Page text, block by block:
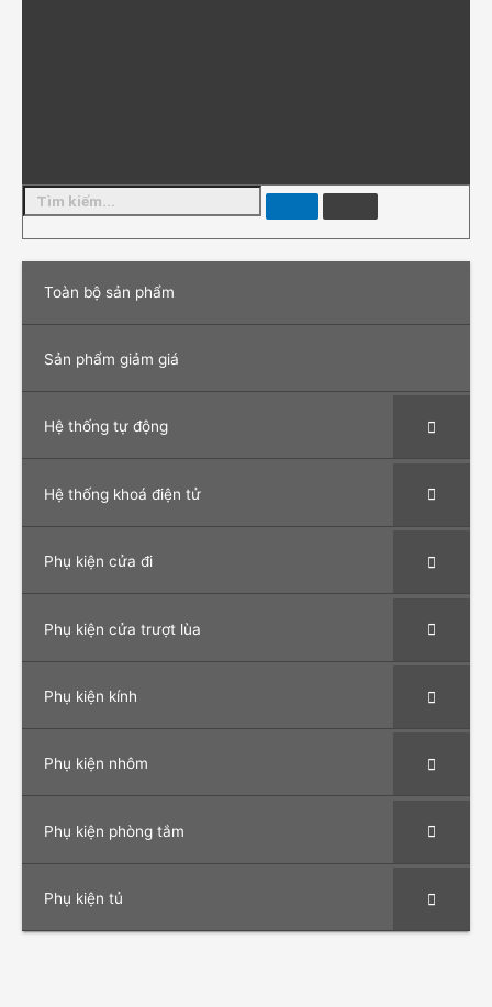
Toàn bộ sản phẩm
Sản phẩm giảm giá
Hệ thống tự động
Hệ thống khoá điện tử
Phụ kiện cửa đi
Phụ kiện cửa trượt lùa
Phụ kiện kính
Phụ kiện nhôm
Phụ kiện phòng tắm
Phụ kiện tủ